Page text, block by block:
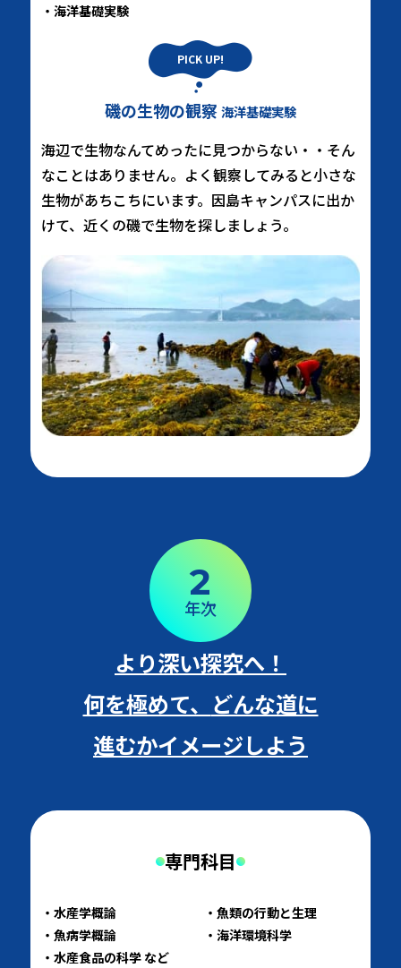
海洋基礎実験
磯の生物の観察海洋基礎実験
海辺で生物なんてめったに見つからない・・そん
なことはありません。よく観察してみると小さな
生物があちこちにいます。因島キャンパスに出か
けて、近くの磯で生物を探しましょう。
2
年次
より深い探究へ！
何を極めて、 どんな道に
進むかイメージしよう
専門科目
水産学概論
魚類の行動と生理
魚病学概論
海洋環境科学
水産食品の科学 など